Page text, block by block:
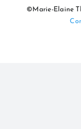
©Marie-Elaine